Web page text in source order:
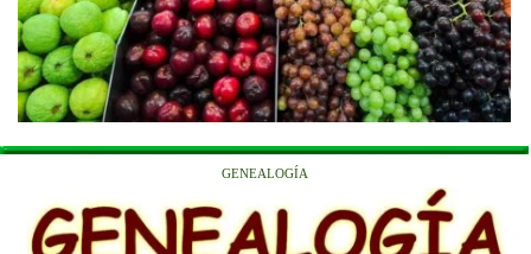
GENEALOGÍA